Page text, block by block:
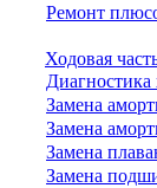
Ремонт
Ходовая
Диагностика
Замена
Замена
Замена
Замена